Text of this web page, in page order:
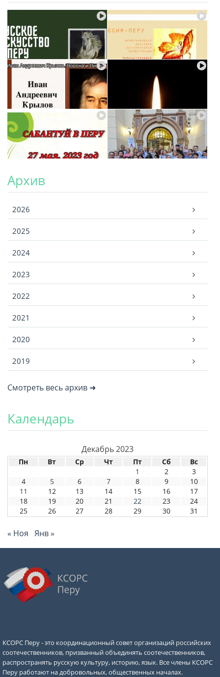
Архив
2026
2025
2024
2023
2022
2021
2020
2019
Смотреть весь архив ➜
Календарь
Декабрь 2023
Пн Вт Ср Чт Пт Сб
Вс
1
2
3
4
5 6 7 8 9
10
11
12 13 14 15 16
17
18
19 20 21 22 23
24
25
26 27 28 29 30 31
« Ноя Янв »
КСОРС Перу - это координационный совет организаций российских
соотечественников, призванный объединять соотечественников,
распространять русскую культуру, историю, язык. Все члены КСОРС
Перу работают на добровольных, общественных началах.